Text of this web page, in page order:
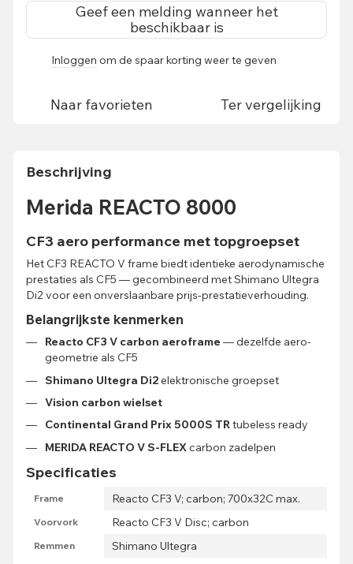
Geef een melding wanneer het
beschikbaar is
Inloggen om de spaar korting weer te geven
Naar favorieten Ter vergelijking
Beschrijving
Merida REACTO 8000
CF3 aero performance met topgroepset
Het CF3 REACTO V frame biedt identieke aerodynamische
prestaties als CF5 — gecombineerd met Shimano Ultegra
Di2 voor een onverslaanbare prijs-prestatieverhouding.
Belangrijkste kenmerken
Reacto CF3 V carbon aeroframe — dezelfde aero-
geometrie als CF5
Shimano Ultegra Di2elektronische groepset
Vision carbon wielset
Continental Grand Prix 5000S TRtubeless ready
MERIDA REACTO V S-FLEXcarbon zadelpen
Specificaties
Frame Reacto CF3 V; carbon; 700x32C max.
Voorvork Reacto CF3 V Disc; carbon
Remmen Shimano Ultegra